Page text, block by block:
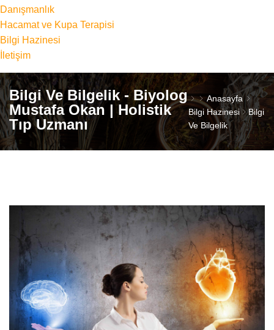
Danışmanlık
Hacamat ve Kupa Terapisi
Bilgi Hazinesi
İletişim
Bilgi Ve Bilgelik - Biyolog
Mustafa Okan | Holistik
Tıp Uzmanı
Anasayfa
Bilgi Hazinesi
Bilgi
Ve Bilgelik